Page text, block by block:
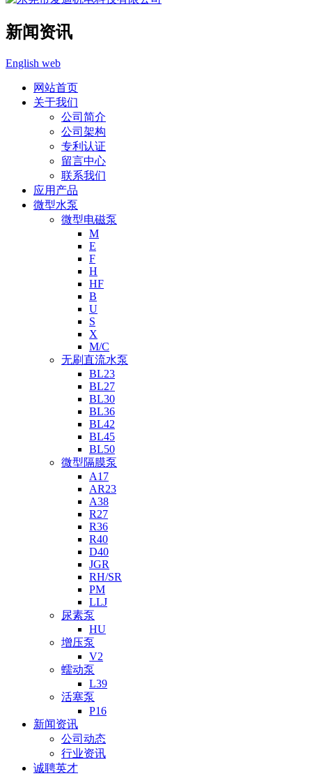
新闻资讯
English web
网站首页
关于我们
公司简介
公司架构
专利认证
留言中心
联系我们
应用产品
微型水泵
微型电磁泵
M
E
F
H
HF
B
U
S
X
M/C
无刷直流水泵
BL23
BL27
BL30
BL36
BL42
BL45
BL50
微型隔膜泵
A17
AR23
A38
R27
R36
R40
D40
JGR
RH/SR
PM
LLJ
尿素泵
HU
增压泵
V2
蠕动泵
L39
活塞泵
P16
新闻资讯
公司动态
行业资讯
诚聘英才